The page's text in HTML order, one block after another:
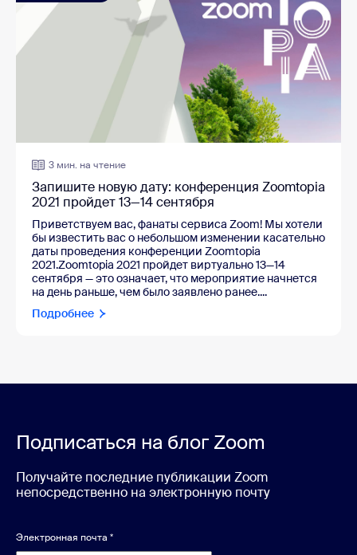
3 мин. на чтение
Запишите новую дату: конференция Zoomtopia
2021 пройдет 13—14 сентября
Приветствуем вас, фанаты сервиса Zoom! Мы хотели
бы известить вас о небольшом изменении касательно
даты проведения конференции Zoomtopia
2021.Zoomtopia 2021 пройдет виртуально 13—14
сентября — это означает, что мероприятие начнется
на день раньше, чем было заявлено ранее....
Подробнее
Подписаться на блог Zoom
Получайте последние публикации Zoom
непосредственно на электронную почту
Электронная почта *